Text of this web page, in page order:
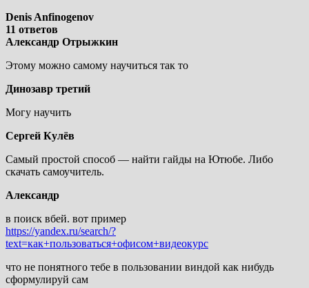
Denis Anfinogenov
11 ответов
Александр Отрыжкин
Этому можно самому научиться так то
Динозавр третий
Могу научить
Сергей Кулёв
Самый простой способ — найти гайды на Ютюбе. Либо
скачать самоучитель.
Александр
в поиск вбей. вот пример
https://yandex.ru/search/?
text=как+пользоваться+офисом+видеокурс
что не понятного тебе в пользовании виндой как нибудь
сформулируй сам